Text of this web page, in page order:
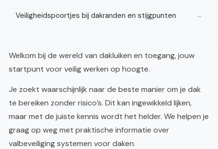
Veiligheidspoortjes bij dakranden en stijgpunten →
Welkom bij de wereld van dakluiken en toegang, jouw
startpunt voor veilig werken op hoogte.
Je zoekt waarschijnlijk naar de beste manier om je dak
te bereiken zonder risico’s. Dit kan ingewikkeld lijken,
maar met de juiste kennis wordt het helder. We helpen je
graag op weg met praktische informatie over
valbeveiliging systemen voor daken.